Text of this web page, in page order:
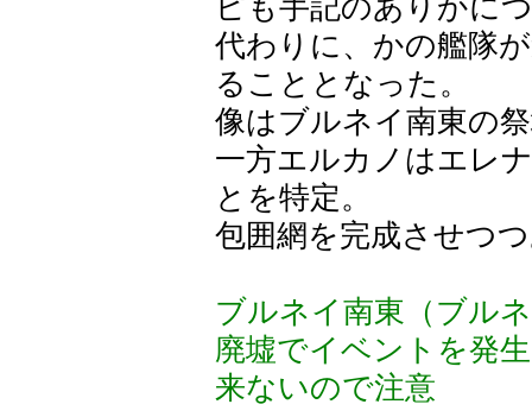
代わりに、かの艦隊
ることとなった。
像はブルネイ南東の
一方エルカノはエレ
とを特定。
包囲網を完成させつ
ブルネイ南東（ブル
廃墟でイベントを発
来ないので注意